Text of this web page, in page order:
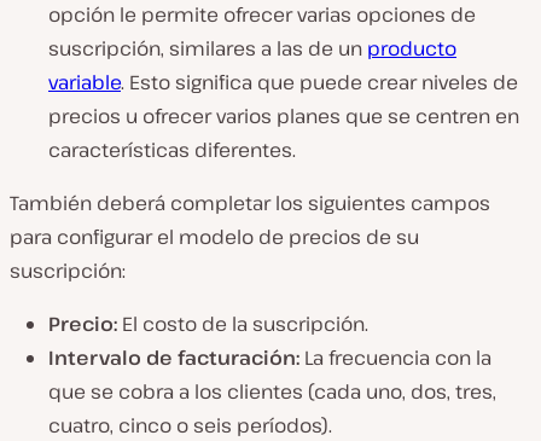
opción le permite ofrecer varias opciones de
suscripción, similares a las de un producto
variable. Esto significa que puede crear niveles de
precios u ofrecer varios planes que se centren en
características diferentes.
También deberá completar los siguientes campos
para configurar el modelo de precios de su
suscripción:
Precio: El costo de la suscripción.
Intervalo de facturación: La frecuencia con la
que se cobra a los clientes (cada uno, dos, tres,
cuatro, cinco o seis períodos).